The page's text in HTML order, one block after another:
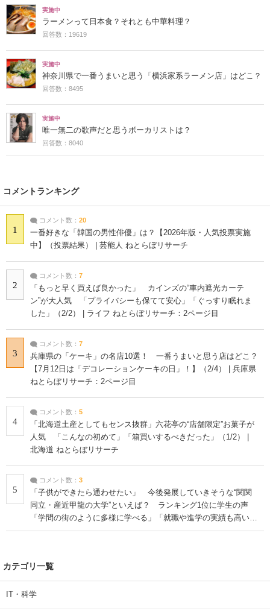
実施中
ラーメンって日本食？それとも中華料理？
回答数：19619
実施中
神奈川県で一番うまいと思う「横浜家系ラーメン店」はどこ？
回答数：8495
実施中
唯一無二の歌声だと思うボーカリストは？
回答数：8040
コメントランキング
1
コメント数： 20
一番好きな「韓国の男性俳優」は？【2026年版・人気投票実施
中】（投票結果） | 芸能人 ねとらぼリサーチ
2
コメント数： 7
「もっと早く買えば良かった」 カインズの“車内遮光カーテ
ン”が大人気 「プライバシーも保てて安心」「ぐっすり眠れま
した」（2/2） | ライフ ねとらぼリサーチ：2ページ目
3
コメント数： 7
兵庫県の「ケーキ」の名店10選！ 一番うまいと思う店はどこ？
【7月12日は「デコレーションケーキの日」！】（2/4） | 兵庫県
ねとらぼリサーチ：2ページ目
4
コメント数： 5
「北海道土産としてもセンス抜群」六花亭の“店舗限定”お菓子が
人気 「こんなの初めて」「箱買いするべきだった」（1/2） |
北海道 ねとらぼリサーチ
5
コメント数： 3
「子供ができたら通わせたい」 今後発展していきそうな“関関
同立・産近甲龍の大学”といえば？ ランキング1位に学生の声
「学問の街のように多様に学べる」「就職や進学の実績も高い」
| 大学 ねとらぼリサーチ
カテゴリ一覧
IT・科学